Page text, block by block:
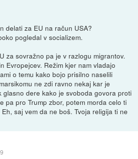
delati za EU na račun USA?
pogledal v socializem.
za sovražno pa je v razlogu migrantov.
Evropejcev. Režim kjer nam vladajo
o temu kako bojo prisilno naselili
ne zdi ravno nekaj kar je
glasno dere kako je svoboda govora proti
pa pro Trump zbor, potem morda celo ti
saj vem da ne boš. Tvoja religija ti ne